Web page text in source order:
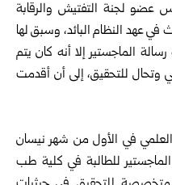
عضو لجنة التفتيش والرقابة
في عهد النظام البائد، وسبق لها
الماجستير إلا أنه كان يتم
وتحال للتحقيق، إلى أن أقدمت
العلمي في الأول من شهر نيسان
للطالبة في كلية طب